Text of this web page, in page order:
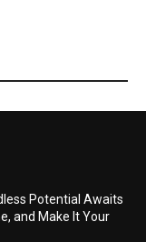
Potential Awaits
and Make It Your